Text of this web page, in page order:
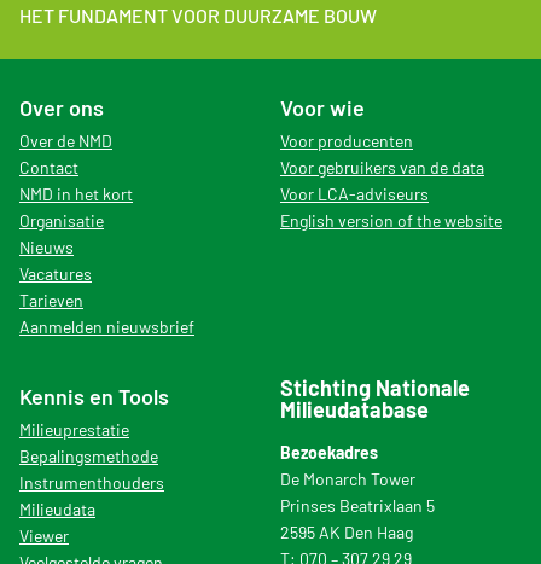
HET FUNDAMENT VOOR DUURZAME BOUW
Over ons
Over de NMD
Contact
NMD in het kort
Organisatie
Nieuws
Vacatures
Tarieven
Aanmelden nieuwsbrief
Voor wie
Voor producenten
Voor gebruikers van de data
Voor LCA-adviseurs
English version of the website
Kennis en Tools
Milieuprestatie
Bepalingsmethode
Instrumenthouders
Milieudata
Viewer
Stichting Nationale
Milieudatabase
Bezoekadres
De Monarch Tower
Prinses Beatrixlaan 5
2595 AK Den Haag
T: 070 – 307 29 29